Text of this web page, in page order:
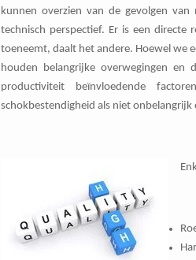
kunnen overzien van de gevolgen
technisch perspectief. Er is een directe
toeneemt, daalt het andere. Hoewel we
houden belangrijke overwegingen
productiviteit beïnvloedende
schokbestendigheid als niet